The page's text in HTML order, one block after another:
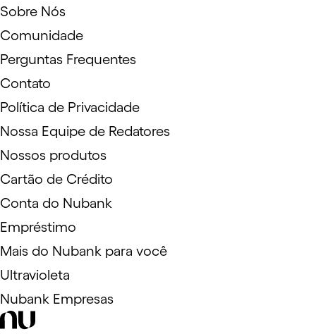
Sobre Nós
Comunidade
Perguntas Frequentes
Contato
Política de Privacidade
Nossa Equipe de Redatores
Nossos produtos
Cartão de Crédito
Conta do Nubank
Empréstimo
Mais do Nubank para você
Ultravioleta
Nubank Empresas